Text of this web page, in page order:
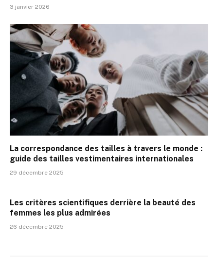
3 janvier 2026
La correspondance des tailles à travers le monde :
guide des tailles vestimentaires internationales
29 décembre 2025
Les critères scientifiques derrière la beauté des
femmes les plus admirées
26 décembre 2025